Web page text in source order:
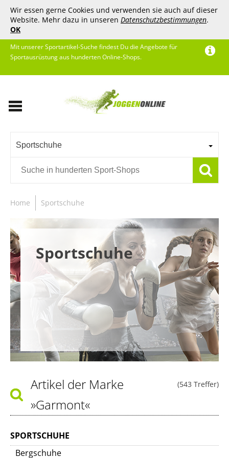
Wir essen gerne Cookies und verwenden sie auch auf dieser
Website. Mehr dazu in unseren Datenschutzbestimmungen.
OK
Mit unserer Sportartikel-Suche findest Du die Angebote für
Sportausrüstung aus hunderten Online-Shops.
Sportschuhe
Home Sportschuhe
Sportschuhe
(543 Treffer)
Artikel der Marke
»Garmont«
SPORTSCHUHE
Bergschuhe